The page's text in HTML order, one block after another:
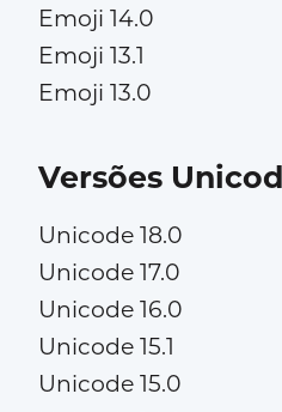
Emoji 14.0
Emoji 13.1
Emoji 13.0
Versões
Unicode 18.0
Unicode 17.0
Unicode 16.0
Unicode 15.1
Unicode 15.0